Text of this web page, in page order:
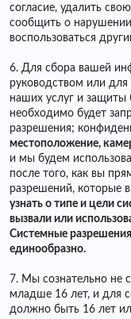
согласие, удалить
сообщить о
воспользоваться
6. Для сбора вашей
руководством или для
наших услуг и защиты
необходимо будет
разрешения;
местоположение,
и мы будем
после того, как вы
разрешений, которые
узнать о типе и цели
вызвали или
Системные
единообразно.
7. Мы сознательно не
младше 16 лет, и для
должно быть 16 лет